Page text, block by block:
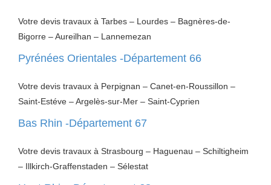
Votre devis travaux à Tarbes – Lourdes – Bagnères-de-
Bigorre – Aureilhan – Lannemezan
Pyrénées Orientales -Département 66
Votre devis travaux à Perpignan – Canet-en-Roussillon –
Saint-Estéve – Argelès-sur-Mer – Saint-Cyprien
Bas Rhin -Département 67
Votre devis travaux à Strasbourg – Haguenau – Schiltigheim
– Illkirch-Graffenstaden – Sélestat